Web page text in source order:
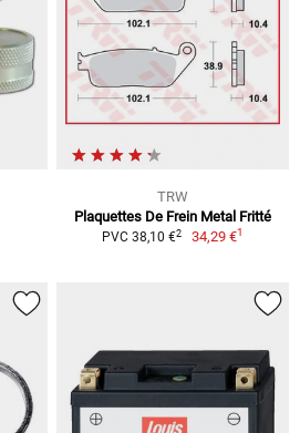
TRW
Plaquettes De Frein Metal Fritté
PVC 38,10 €2 34,29 €1